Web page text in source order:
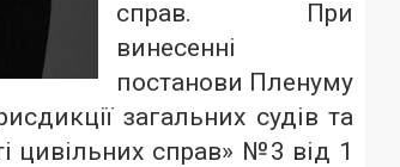
справ. При
винесенні
постанови Пленуму
загальних судів та
цивільних справ» №3 від 1